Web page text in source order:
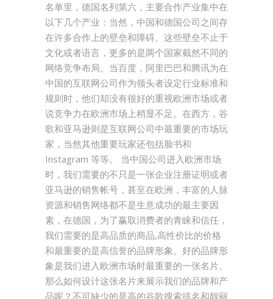
名单里，德国名列第六，主要合作产业集中在
以下几个产业：当然，中国和德国公司之间存
在许多合作上的壁垒和障碍。这些壁垒不止于
文化或者语言，更多的是两个国家截然不同的
网络竞争布局。当百度，阿里巴巴和腾讯为在
中国的互联网公司作为领头者设定行业标准和
规则时，他们却没有很好的重视欧洲市场或者
说竞争力在欧洲市场上稍显不足。在西方，谷
歌和亚马逊则是互联网公司中最重要的市场玩
家，当然其他重要玩家还包括脸书和
Instagram 等等。 当中国公司进入欧洲市场
时，我们需要的不只是一张企业注册证明或者
亚马逊的销售帐号，甚至在欧洲，丰富的人脉
资源和销售网络都不是生意成功的最主要因
素，在德国，为了赢取消费者的青睐和信任，
我们需要的是高品质的商品,高性价比的价格
和最重要的是高信誉的品牌形象。好的品牌形
象是我们进入欧洲市场时最重要的一张名片。
那么如何设计这张名片来展示我们的品牌和产
品呢？不可缺少的是高的谷歌搜索排名和靓丽